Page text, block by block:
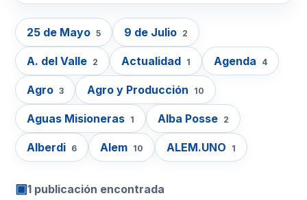
25 de Mayo 5 9 de Julio 2
A. del Valle 2 Actualidad 1 Agenda 4
Agro 3 Agro y Producción 10
Aguas Misioneras 1 Alba Posse 2
Alberdi 6 Alem 10 ALEM.UNO 1
▣1 publicación encontrada